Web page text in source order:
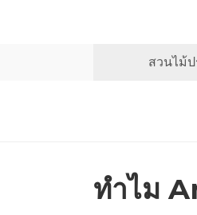
สวนไม้
ทำไม